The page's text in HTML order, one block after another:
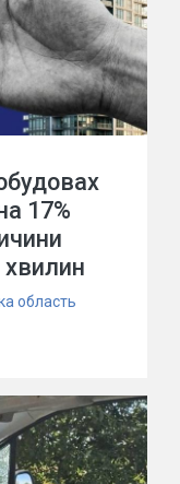
17%
хвилин
область